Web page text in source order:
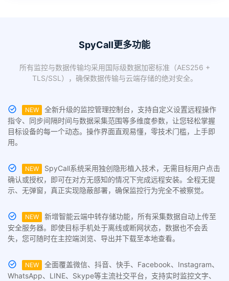
SpyCall更多功能
所有监控与数据传输均采用国际级数据加密标准（AES256 +
TLS/SSL），确保数据传输与云端存储的绝对安全。
NEW
全新升级的监控管理控制台，支持自定义设置远程操作
指令、同步间隔时间与数据采集范围等多维度参数，让您轻松掌握
目标设备的每一个动态。操作界面直观易懂，零技术门槛，上手即
用。
NEW
SpyCall系统采用独创隐形植入技术，无需目标用户点击
确认或授权，即可在对方无感知的情况下完成远程安装。全程无提
示、无弹窗，真正实现隐蔽部署，确保监控行为完全不被察觉。
NEW
新增智能云端中转存储功能，所有采集数据自动上传至
安全服务器。即使目标手机处于离线或断网状态，数据也不会丢
失，您可随时在主控端浏览、导出并下载至本地查看。
NEW
全面覆盖微信、抖音、快手、Facebook、Instagram、
WhatsApp、LINE、Skype等主流社交平台，支持实时监控文字、